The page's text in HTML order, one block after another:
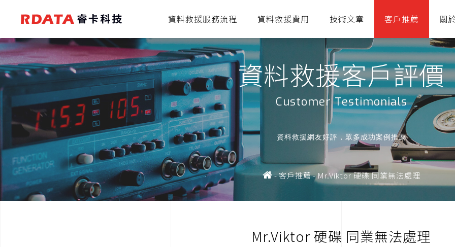
資料救援服務流程 資料救援費用 技術文章 客戶推薦 關
資料救援客戶評價
Customer Testimonials
資料救援網友好評，眾多成功案例推薦
-客戶推薦- Mr.Viktor 硬碟 同業無法處理
Mr.Viktor 硬碟 同業無法處理